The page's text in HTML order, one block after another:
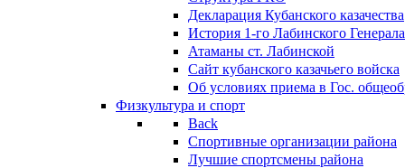
Декларация Кубанского казачества
История 1-го Лабинского
Атаманы ст. Лабинской
Cайт кубанского казачьего войска
Об условиях приема в Гос.
Физкультура и спорт
Back
Спортивные организации района
Лучшие спортсмены района